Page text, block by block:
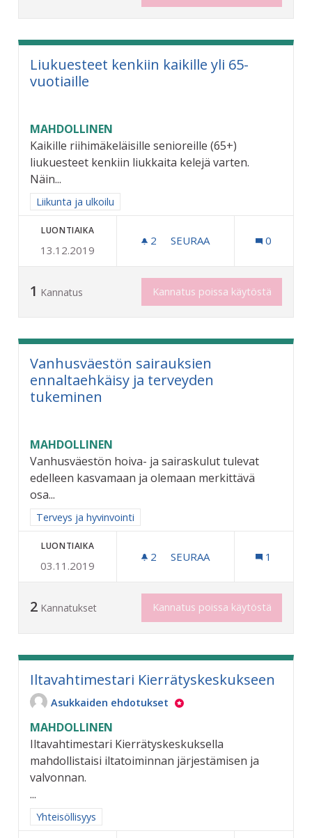
Liukuesteet kenkiin kaikille yli 65-
vuotiaille
MAHDOLLINEN
Kaikille riihimäkeläisille senioreille (65+)
liukuesteet kenkiin liukkaita kelejä varten.
Näin...
Rajaa tulokset aihepiirin mukaan: Liikunta ja ulkoilu
Liikunta ja ulkoilu
LUONTIAIKA
13.12.2019
2 2 SEURAAJAA
SEURAA 0
1 Kannatus Kannatus poissa käytöstä
Vanhusväestön sairauksien
ennaltaehkäisy ja terveyden
tukeminen
MAHDOLLINEN
Vanhusväestön hoiva- ja sairaskulut tulevat
edelleen kasvamaan ja olemaan merkittävä
osa...
Rajaa tulokset aihepiirin mukaan: Terveys ja hyvinvointi
Terveys ja hyvinvointi
LUONTIAIKA
03.11.2019
2 2 SEURAAJAA
SEURAA 1
2 Kannatukset Kannatus poissa käytöstä
Iltavahtimestari Kierrätyskeskukseen
Asukkaiden ehdotukset
MAHDOLLINEN
Iltavahtimestari Kierrätyskeskuksella
mahdollistaisi iltatoiminnan järjestämisen ja
valvonnan.
...
Rajaa tulokset aihepiirin mukaan: Yhteisöllisyys
Yhteisöllisyys